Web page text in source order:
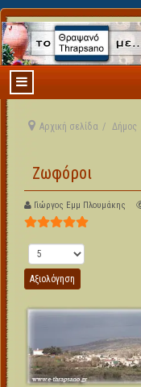
Αρχική σελίδα Δήμος
Ζωφόροι
Γιώργος Εμμ Πλουμάκης
Αξιολόγηση Χρήστη:
Παρακαλώ αξιολογήστε